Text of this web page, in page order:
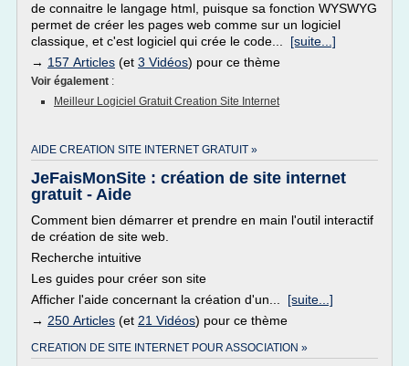
de connaitre le langage html, puisque sa fonction WYSWYG
permet de créer les pages web comme sur un logiciel
classique, et c'est logiciel qui crée le code... [suite...]
→ 157 Articles (et 3 Vidéos) pour ce thème
Voir également :
Meilleur Logiciel Gratuit Creation Site Internet
AIDE CREATION SITE INTERNET GRATUIT »
JeFaisMonSite : création de site internet
gratuit - Aide
Comment bien démarrer et prendre en main l'outil interactif
de création de site web.
Recherche intuitive
Les guides pour créer son site
Afficher l'aide concernant la création d'un... [suite...]
→ 250 Articles (et 21 Vidéos) pour ce thème
CREATION DE SITE INTERNET POUR ASSOCIATION »